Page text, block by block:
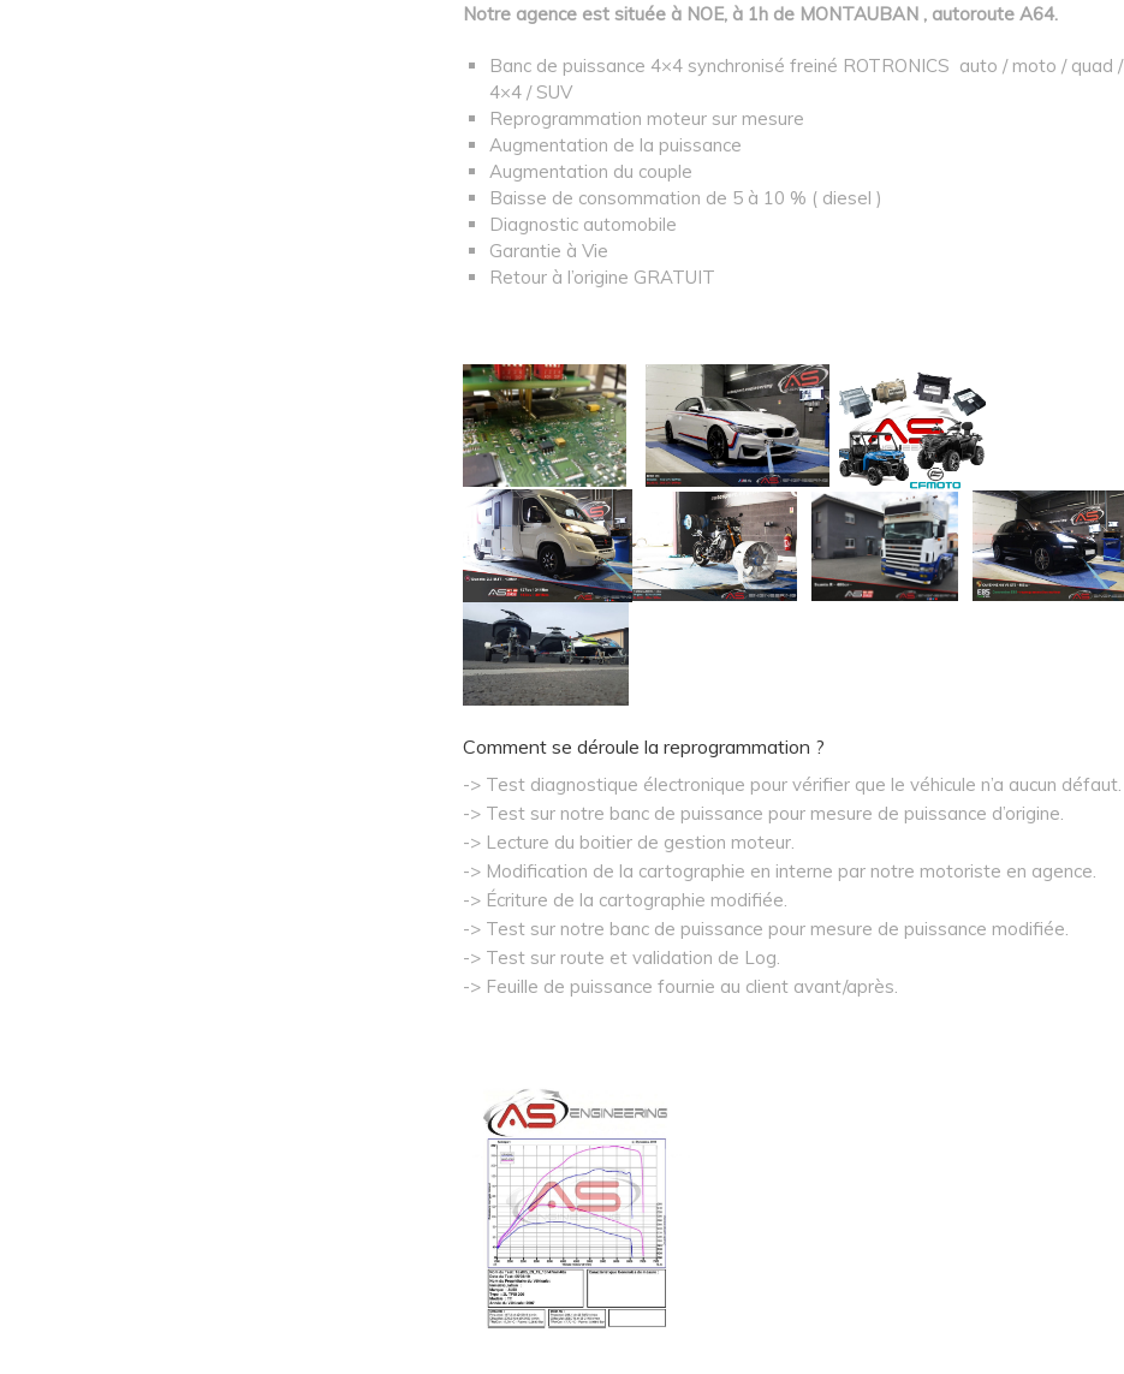
Notre agence est située à NOE, à 1h de MONTAUBAN , autoroute A64.
Banc de puissance 4×4 synchronisé freiné ROTRONICS auto / moto / quad /
4×4 / SUV
Reprogrammation moteur sur mesure
Augmentation de la puissance
Augmentation du couple
Baisse de consommation de 5 à 10 % ( diesel )
Diagnostic automobile
Garantie à Vie
Retour à l’origine GRATUIT
Comment se déroule la reprogrammation ?
-> Test diagnostique électronique pour vérifier que le véhicule n’a aucun défaut.
-> Test sur notre banc de puissance pour mesure de puissance d’origine.
-> Lecture du boitier de gestion moteur.
-> Modification de la cartographie en interne par notre motoriste en agence.
-> Écriture de la cartographie modifiée.
-> Test sur notre banc de puissance pour mesure de puissance modifiée.
-> Test sur route et validation de Log.
-> Feuille de puissance fournie au client avant/après.